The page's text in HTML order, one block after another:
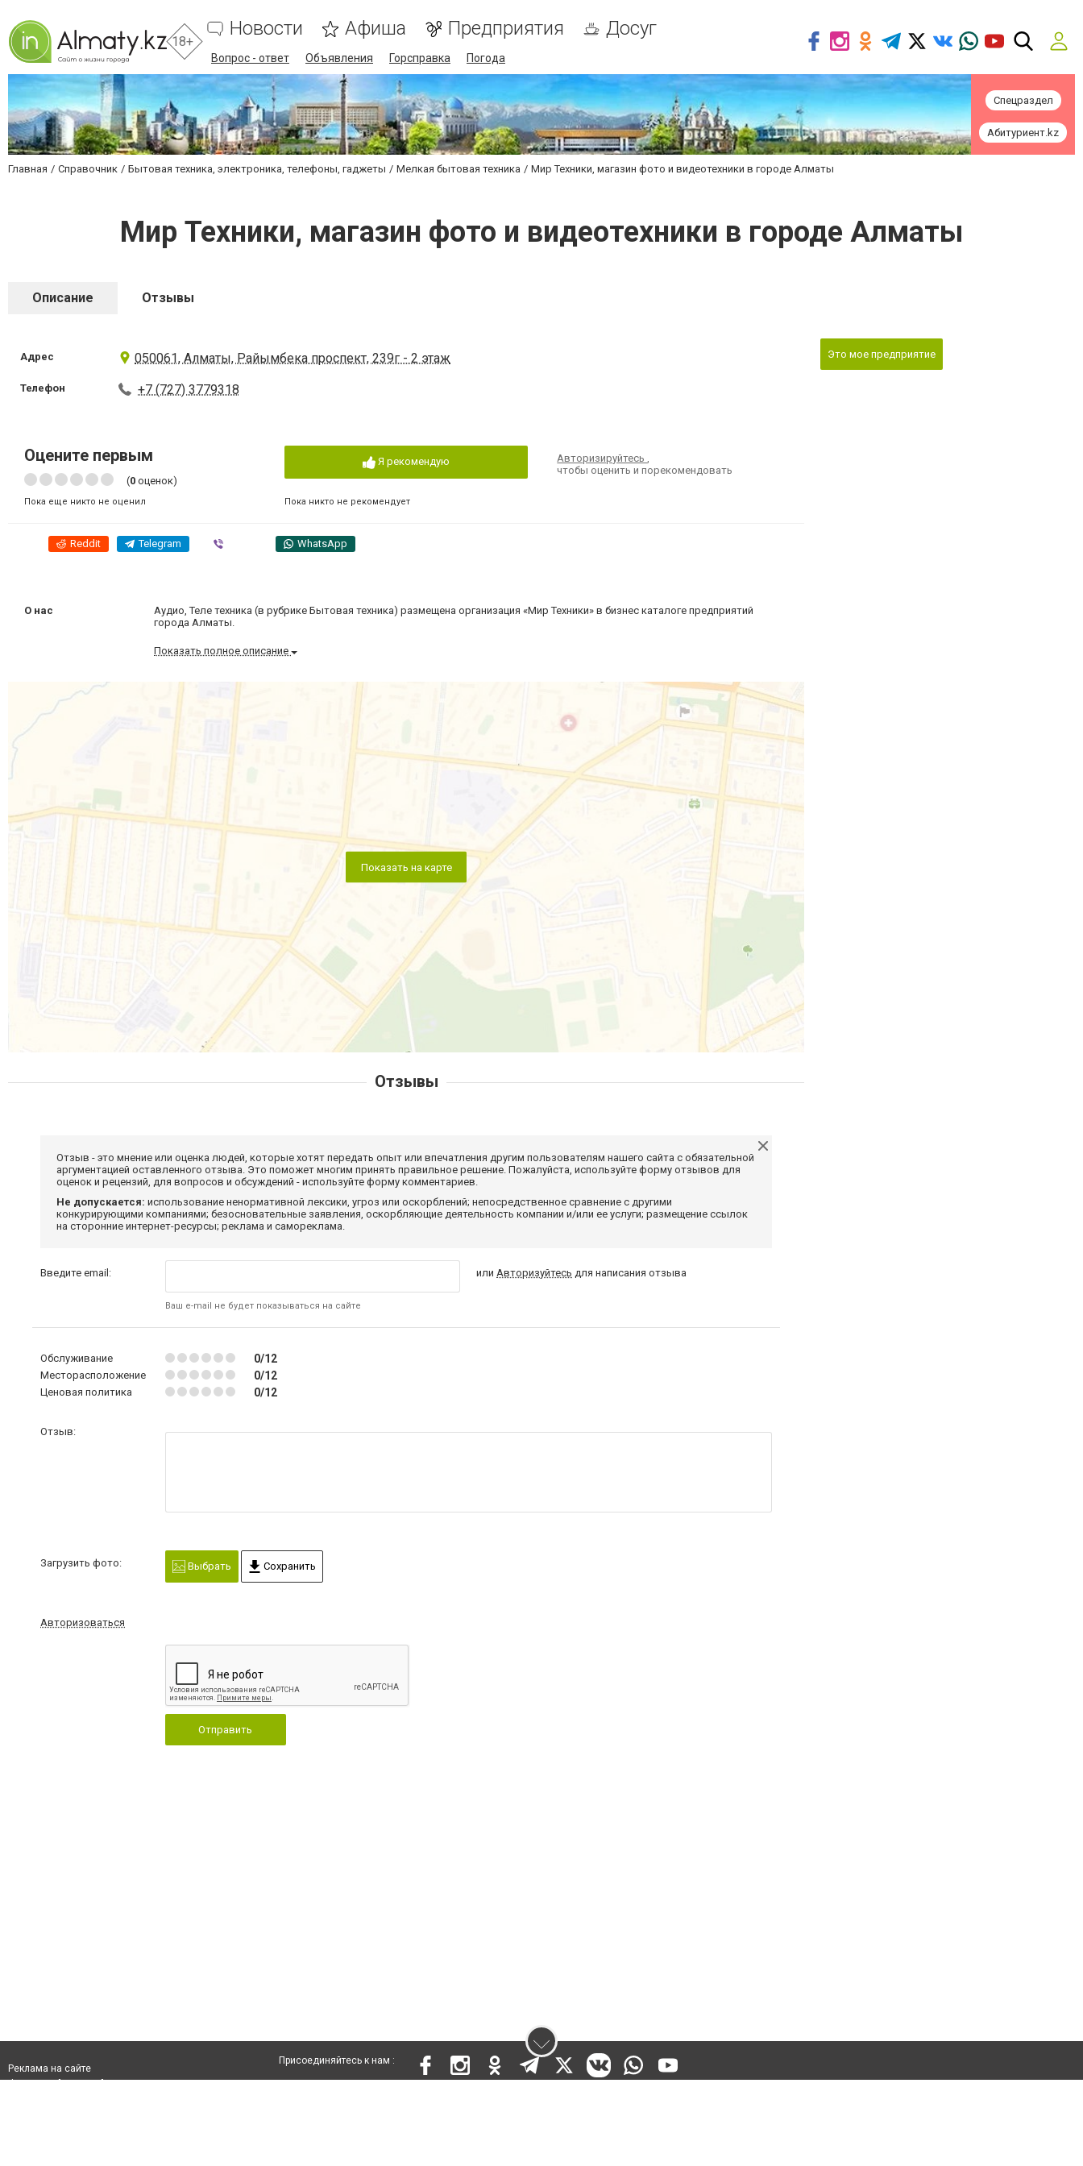
18+
Новости Афиша Предприятия Досуг
Вопрос - ответ Объявления Горсправка Погода
Спецраздел
Абитуриент.kz
Главная Справочник Бытовая техника, электроника, телефоны, гаджеты Мелкая бытовая техника Мир Техники, магазин фото и видеотехники в городе Алматы
Мир Техники, магазин фото и видеотехники в городе Алматы
Описание Отзывы
Адрес 050061, Алматы, Райымбека проспект, 239г - 2 этаж
Телефон +7 (727) 3779318
Оцените первым
(0 оценок)
Пока еще никто не оценил
Я рекомендую
Пока никто не рекомендует
Авторизируйтесь,
чтобы оценить и порекомендовать
Reddit Telegram WhatsApp
О нас
Аудио, Теле техника (в рубрике Бытовая техника) размещена организация «Мир Техники» в бизнес каталоге предприятий
города Алматы.
Показать полное описание
Показать на карте
Это мое предприятие
Отзывы
Отзыв - это мнение или оценка людей, которые хотят передать опыт или впечатления другим пользователям нашего сайта с обязательной
аргументацией оставленного отзыва. Это поможет многим принять правильное решение. Пожалуйста, используйте форму отзывов для
оценок и рецензий, для вопросов и обсуждений - используйте форму комментариев.
Не допускается: использование ненормативной лексики, угроз или оскорблений; непосредственное сравнение с другими
конкурирующими компаниями; безосновательные заявления, оскорбляющие деятельность компании и/или ее услуги; размещение ссылок
на сторонние интернет-ресурсы; реклама и самореклама.
Введите email:
Ваш e-mail не будет показываться на сайте
или Авторизуйтесь для написания отзыва
Обслуживание 0/12
Месторасположение 0/12
Ценовая политика 0/12
Отзыв:
Загрузить фото: Выбрать Сохранить
Авторизоваться
Отправить
Реклама на сайте
Присоединяйтесь к нам :